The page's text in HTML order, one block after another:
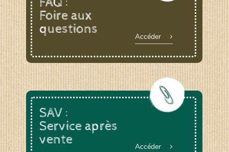
Le YOGA ou le BAIN DE GONG, animée par
Un ATELIER PRATIQUE ET THEORIQUE
autour du jardinage, biodynamie, la graine…
La RANDONNEE PEDESTRE pour profiter des
chemins bucoliques des environs
Et d’autres activités diverses : cuisine,
vannerie, inventaires sur notre domaine avec
un expert de la LPO, géobiologie…
Foire aux
questions
Accéder
SAV :
Service après
vente
Accéder